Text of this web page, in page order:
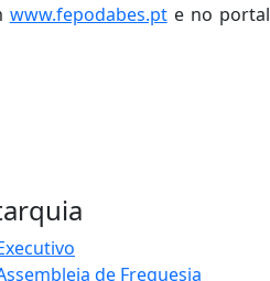
www.fepodabes.pte no portal
de Freguesia